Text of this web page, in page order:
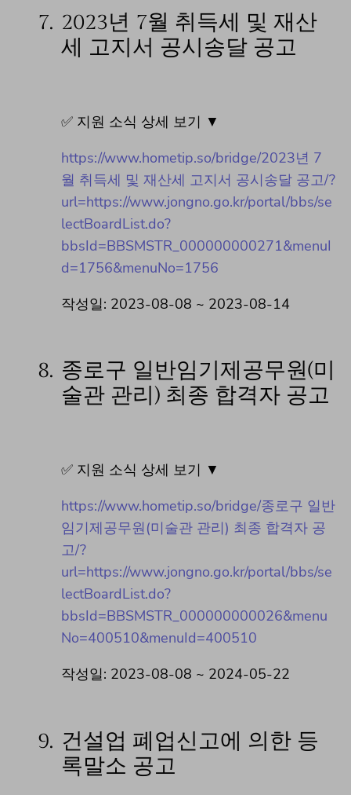
7. 2023년 7월 취득세 및 재산
세 고지서 공시송달 공고
✅ 지원 소식 상세 보기 ▼
https://www.hometip.so/bridge/2023년 7
월 취득세 및 재산세 고지서 공시송달 공고/?
url=https://www.jongno.go.kr/portal/bbs/se
lectBoardList.do?
bbsId=BBSMSTR_000000000271&menuI
d=1756&menuNo=1756
작성일: 2023-08-08 ~ 2023-08-14
8. 종로구 일반임기제공무원(미
술관 관리) 최종 합격자 공고
✅ 지원 소식 상세 보기 ▼
https://www.hometip.so/bridge/종로구 일반
임기제공무원(미술관 관리) 최종 합격자 공
고/?
url=https://www.jongno.go.kr/portal/bbs/se
lectBoardList.do?
bbsId=BBSMSTR_000000000026&menu
No=400510&menuId=400510
작성일: 2023-08-08 ~ 2024-05-22
9. 건설업 폐업신고에 의한 등
록말소 공고